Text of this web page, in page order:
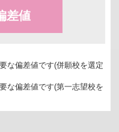
差値
な偏差値です(併願校を選定
な偏差値です(第一志望校を